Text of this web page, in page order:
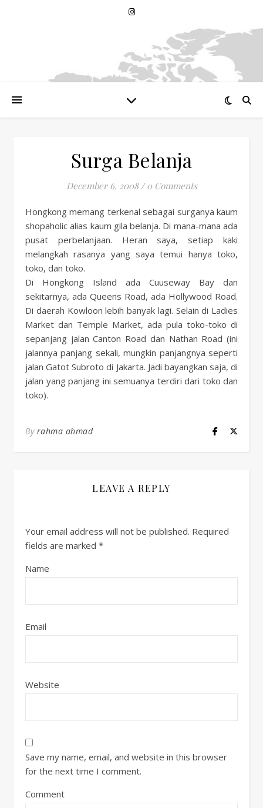
Surga Belanja
December 6, 2008 / 0 Comments
Hongkong memang terkenal sebagai surganya kaum
shopaholic alias kaum gila belanja. Di mana-mana ada
pusat perbelanjaan. Heran saya, setiap kaki
melangkah rasanya yang saya temui hanya toko,
toko, dan toko.
Di Hongkong Island ada Cuuseway Bay dan
sekitarnya, ada Queens Road, ada Hollywood Road.
Di daerah Kowloon lebih banyak lagi. Selain di Ladies
Market dan Temple Market, ada pula toko-toko di
sepanjang jalan Canton Road dan Nathan Road (ini
jalannya panjang sekali, mungkin panjangnya seperti
jalan Gatot Subroto di Jakarta. Jadi bayangkan saja, di
jalan yang panjang ini semuanya terdiri dari toko dan
toko).
By rahma ahmad
LEAVE A REPLY
Your email address will not be published. Required
fields are marked *
Name
Email
Website
Save my name, email, and website in this browser
for the next time I comment.
Comment